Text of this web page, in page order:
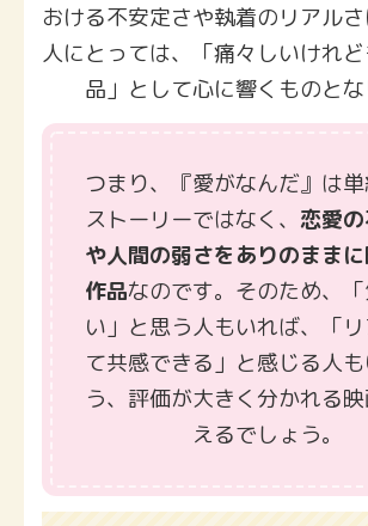
おける不安定さや執着のリアル
人にとっては、「痛々しいけれ
品」として心に響くものとな
つまり、『愛がなんだ』は
ストーリーではなく、 恋愛
や人間の弱さをありのまま
作品なのです。そのため、
い」と思う人もいれば、「
て共感できる」と感じる人
う、評価が大きく分かれる
えるでしょう。